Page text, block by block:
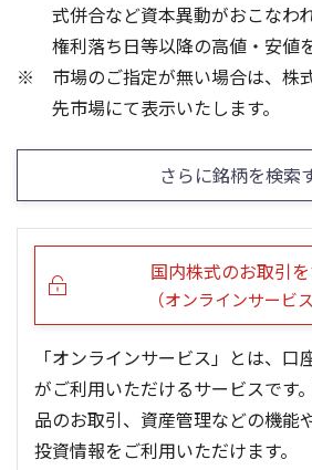
13週移動平均 26週移動平均
0
300
5ヶ月移動平均 25ヶ月移動平均
0
150
式併合など資本異動がおこなわ
権利落ち日等以降の高値・安値
市場のご指定が無い場合は、株
先市場にて表示いたします。
さらに銘柄を検索
国内株式のお取引
（オンラインサービス
「オンラインサービス」とは、
がご利用いただけるサービスです
品のお取引、資産管理などの機能
投資情報をご利用いただけます。